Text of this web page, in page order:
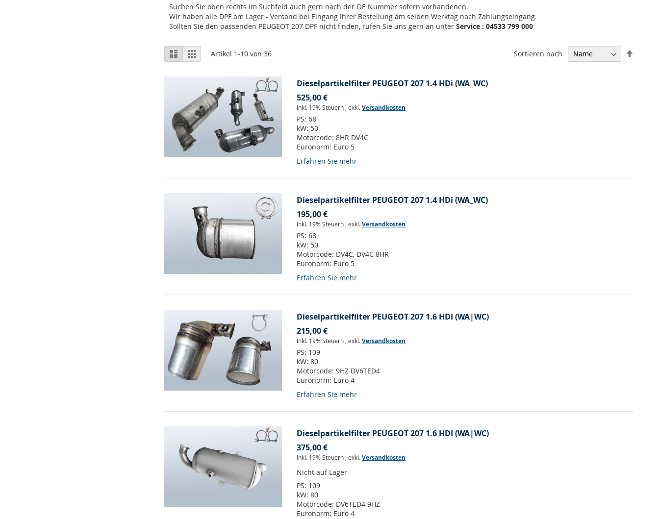
Suchen Sie oben rechts im Suchfeld auch gern nach der OE Nummer sofern vorhandenen.
Wir haben alle DPF am Lager - Versand bei Eingang Ihrer Bestellung am selben Werktag nach Zahlungseingang.
Sollten Sie den passenden PEUGEOT 207 DPF nicht finden, rufen Sie uns gern an unterService : 04533 799 000
Ansicht
als
Liste RasterArtikel 1-10 von36 Sortieren nach
Dieselpartikelfilter PEUGEOT 207 1.4 HDi (WA_WC)
525,00 €
Inkl. 19% Steuern ,exkl.Versandkosten
PS:68
kW: 50
Motorcode:8HR DV4C
Euronorm: Euro 5
Erfahren Sie mehr
Dieselpartikelfilter PEUGEOT 207 1.4 HDi (WA_WC)
195,00 €
Inkl. 19% Steuern ,exkl.Versandkosten
PS:68
kW: 50
Motorcode: DV4C, DV4C 8HR
Euronorm: Euro 5
Erfahren Sie mehr
Dieselpartikelfilter PEUGEOT 207 1.6 HDI (WA|WC)
215,00 €
Inkl. 19% Steuern ,exkl.Versandkosten
PS: 109
kW:80
Motorcode:9HZ DV6TED4
Euronorm: Euro 4
Erfahren Sie mehr
Dieselpartikelfilter PEUGEOT 207 1.6 HDI (WA|WC)
375,00 €
Inkl. 19% Steuern ,exkl.Versandkosten
Nicht auf Lager
PS: 109
kW:80
Motorcode: DV6TED4 9HZ
Euronorm: Euro 4